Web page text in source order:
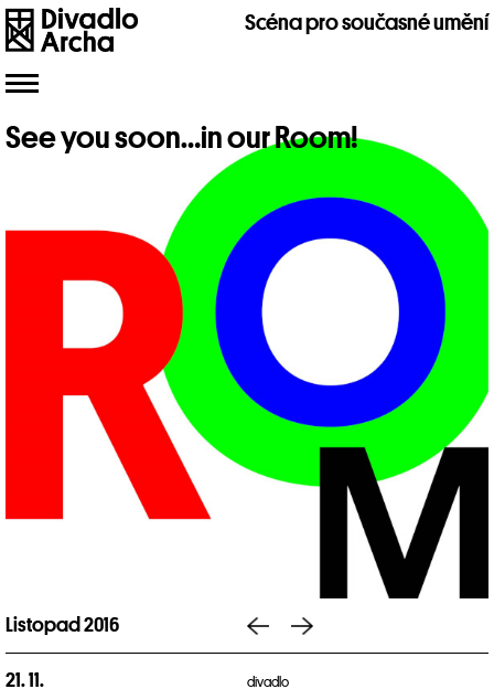
Scéna pro současné umění
Toggle
navigation
See you soon…in our Room!
Listopad 2016
21. 11.
divadlo